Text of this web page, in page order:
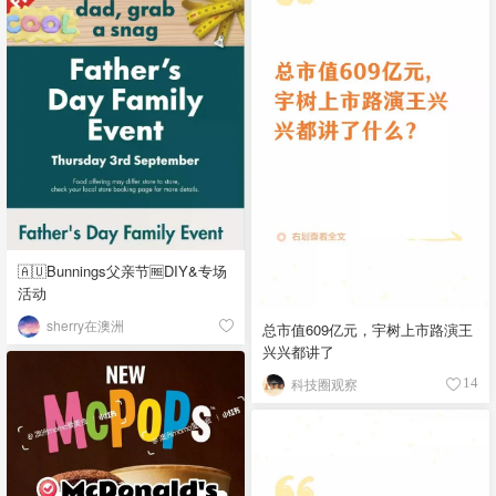
总市值609亿元，宇树上市路演王
兴兴都讲了
科技圈观察 14
🇦🇺Bunnings父亲节🆓DIY&专场
活动
sherry在澳洲